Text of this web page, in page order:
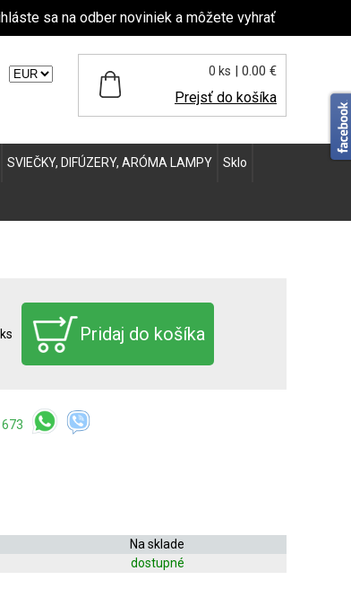
sa na odber noviniek a môžete vyhrať
0 ks | 0.00 €
Prejsť do košíka
SVIEČKY, DIFÚZERY, ARÓMA LAMPY Sklo
ks
Na sklade
dostupné